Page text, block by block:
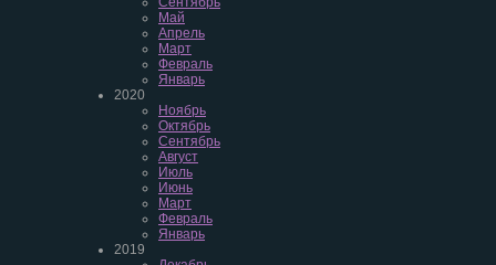
Май
Апрель
Март
Февраль
Январь
2020
Ноябрь
Октябрь
Сентябрь
Август
Июль
Июнь
Март
Февраль
Январь
2019